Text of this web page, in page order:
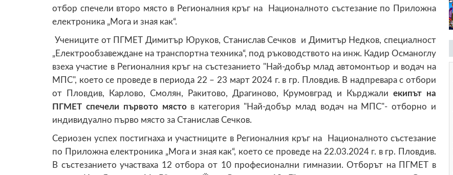
отбор спечели второ място в Регионалния кръг на Националното състезание по Приложна
електроника „Мога и зная как“.
Учениците от ПГМЕТ Димитър Юруков, Станислав Сечков и Димитър Недков, специалност
„Електрообзавеждане на транспортна техника“, под ръководството на инж. Кадир Османоглу
взеха участие в Регионалния кръг на състезанието "Най-добър млад автомонтьор и водач на
МПС", което се проведе в периода 22 – 23 март 2024 г. в гр. Пловдив. В надпревара с отбори
от Пловдив, Карлово, Смолян, Ракитово, Драгиново, Крумовград и Кърджали екипът на
ПГМЕТ спечели първото мястов категория "Най-добър млад водач на МПС"- отборно и
индивидуално първо място за Станислав Сечков.
Сериозен успех постигнаха и участниците в Регионалния кръг на Националното състезание
по Приложна електроника „Мога и зная как“, което се проведе на 22.03.2024 г. в гр. Пловдив.
В състезанието участваха 12 отбора от 10 професионални гимназии. Отборът на ПГМЕТ в